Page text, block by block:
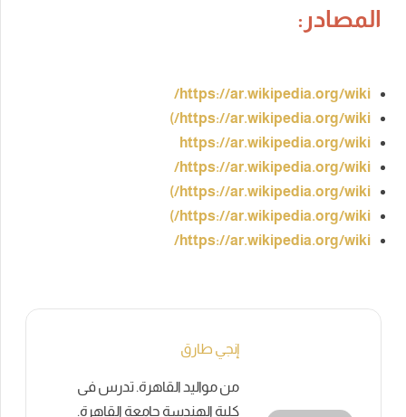
المصادر:
https://ar.wikipedia.org/wiki/
https://ar.wikipedia.org/wiki/)
https://ar.wikipedia.org/wiki
https://ar.wikipedia.org/wiki/
https://ar.wikipedia.org/wiki/)
https://ar.wikipedia.org/wiki/)
https://ar.wikipedia.org/wiki/
إنجي طارق
من مواليد القاهرة. تدرس فى
كلية الهندسة جامعة القاهرة.